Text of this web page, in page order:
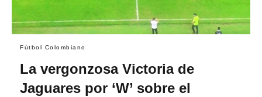
Fútbol Colombiano
La vergonzosa Victoria de
Jaguares por ‘W’ sobre el